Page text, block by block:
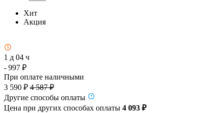
Хит
Акция
1 д 04 ч
- 997 ₽
При оплате наличными
3 590 ₽ 4 587 ₽
Другие способы оплаты
Цена при других способах оплаты 4 093 ₽